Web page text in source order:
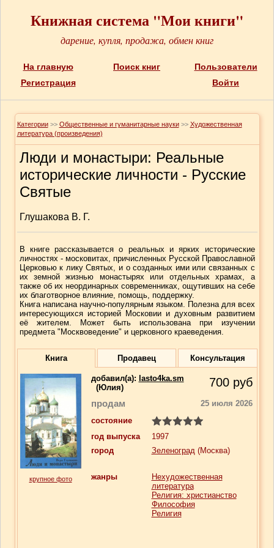
Книжная система "Мои книги"
дарение, купля, продажа, обмен книг
На главную Поиск книг
Пользователи
Регистрация
Войти
Категории >> Общественные и гуманитарные науки >> Художественная
литература (произведения)
Люди и монастыри: Реальные
исторические личности - Русские
Святые
Глушакова В. Г.
В книге рассказывается о реальных и ярких исторические
личностях - московитах, причисленных Русской Православной
Церковью к лику Святых, и о созданных ими или связанных с
их земной жизнью монастырях или отдельных храмах, а
также об их неординарных современниках, ощутивших на себе
их благотворное влияние, помощь, поддержку.
Книга написана научно-популярным языком. Полезна для всех
интересующихся историей Московии и духовным развитием
её жителем. Может быть использована при изучении
предмета "Москвоведение" и церковного краеведения.
Книга Продавец Консультация
крупное фото
добавил(a): lasto4ka.sm
(Юлия)
700 руб
продам
25 июля 2026
состояние
год выпуска
1997
город
Зеленоград(Москва)
жанры
Нехудожественная
литература
Религия: христианство
Философия
Религия